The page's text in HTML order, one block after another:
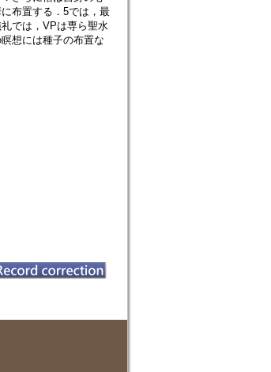
布置する．5では，最
では，VPは専ら聖水
想には種子の布置な